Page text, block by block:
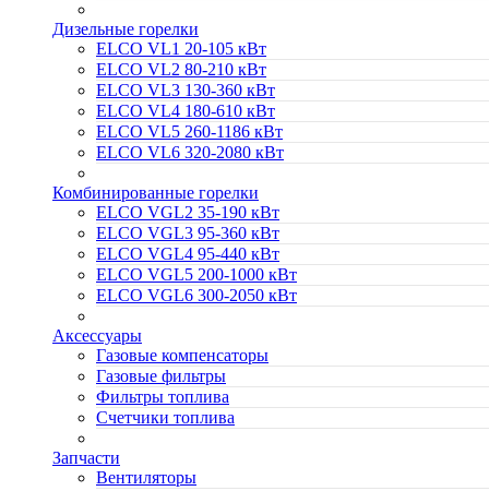
Дизельные горелки
ELCO VL1 20-105 кВт
ELCO VL2 80-210 кВт
ELCO VL3 130-360 кВт
ELCO VL4 180-610 кВт
ELCO VL5 260-1186 кВт
ELCO VL6 320-2080 кВт
Комбинированные горелки
ELCO VGL2 35-190 кВт
ELCO VGL3 95-360 кВт
ELCO VGL4 95-440 кВт
ELCO VGL5 200-1000 кВт
ELCO VGL6 300-2050 кВт
Аксессуары
Газовые компенсаторы
Газовые фильтры
Фильтры топлива
Счетчики топлива
Запчасти
Вентиляторы